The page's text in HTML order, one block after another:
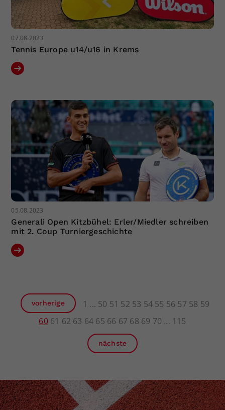
07.08.2023
Tennis Europe u14/u16 in Krems
05.08.2023
Generali Open Kitzbühel: Erler/Miedler schreiben
mit 2. Coup Turniergeschichte
vorherige 1 50 51 52 53 54 55 56 57 58 59
60 61 62 63 64 65 66 67 68 69 70 115
nächste